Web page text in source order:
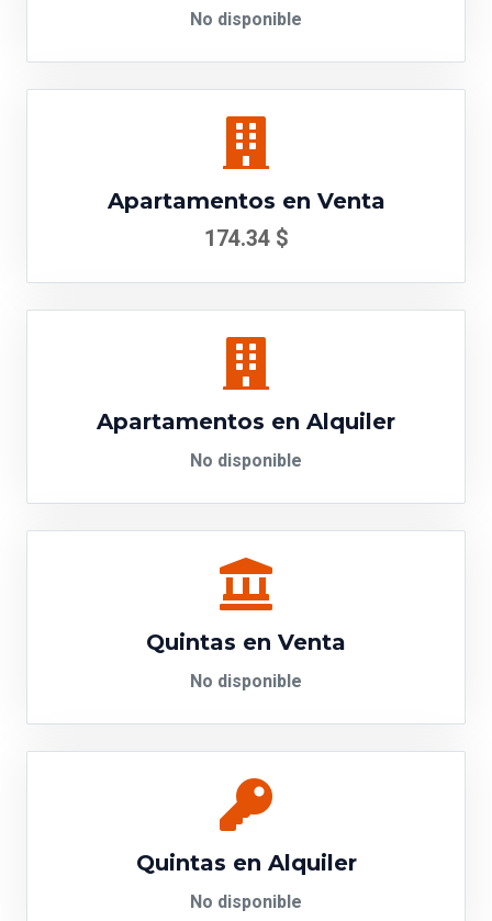
No disponible
Apartamentos en Venta
174.34 $
Apartamentos en Alquiler
No disponible
Quintas en Venta
No disponible
Quintas en Alquiler
No disponible